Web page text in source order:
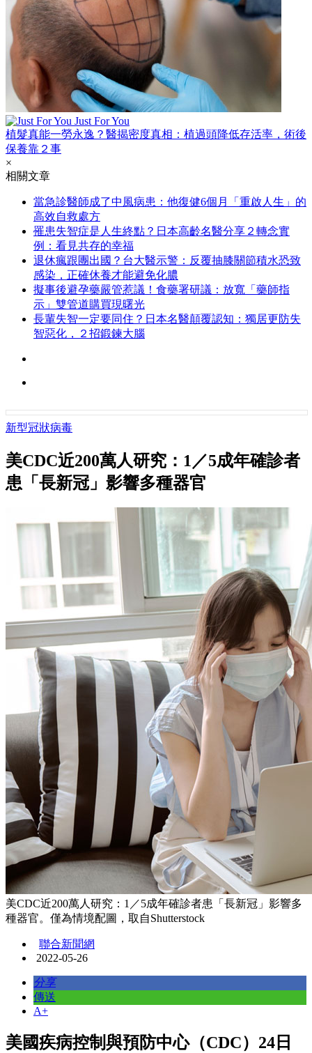
Just For You
植髮真能一勞永逸？醫揭密度真相：植過頭降低存活率，術後
保養靠２事
×
相關文章
當急診醫師成了中風病患：他復健6個月「重啟人生」的
高效自救處方
罹患失智症是人生終點？日本高齡名醫分享２轉念實
例：看見共存的幸福
退休瘋跟團出國？台大醫示警：反覆抽膝關節積水恐致
感染，正確休養才能避免化膿
擬事後避孕藥嚴管惹議！食藥署研議：放寬「藥師指
示」雙管道購買現曙光
長輩失智一定要同住？日本名醫顛覆認知：獨居更防失
智惡化，２招鍛鍊大腦
新型冠狀病毒
美CDC近200萬人研究：1／5成年確診者
患「長新冠」影響多種器官
美CDC近200萬人研究：1／5成年確診者患「長新冠」影響多
種器官。僅為情境配圖，取自Shutterstock
聯合新聞網
2022-05-26
分享
傳送
A+
美國疾病控制與預防中心（CDC）24日